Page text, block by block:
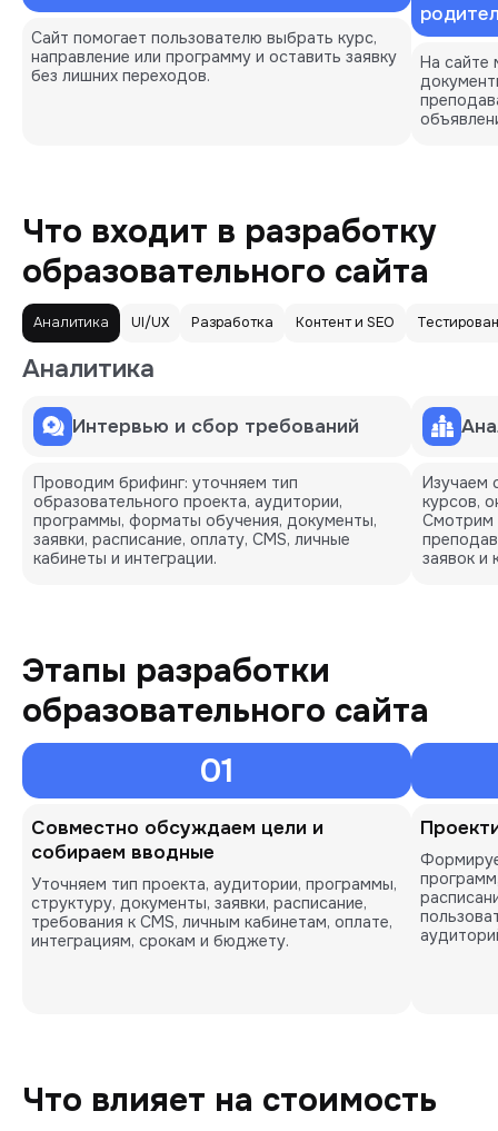
Сайт помогает пользователю выбрать курс,
направление или программу и оставить заявку
без лишних переходов.
На сайте
Что входит в разработку
образовательного сайта
Аналитика UI/UX Разработка Контент и SEO
Аналитика
Интервью и сбор требований
Проводим брифинг: уточняем тип
образовательного проекта, аудитории,
программы, форматы обучения, документы,
заявки, расписание, оплату, CMS, личные
кабинеты и интеграции.
Изучаем
курсов,
Смотрим
заявок и
Этапы разработки
образовательного сайта
01
Совместно обсуждаем цели и
собираем вводные
Уточняем тип проекта, аудитории, программы,
структуру, документы, заявки, расписание,
требования к CMS, личным кабинетам, оплате,
интеграциям, срокам и бюджету.
Что влияет на стоимость